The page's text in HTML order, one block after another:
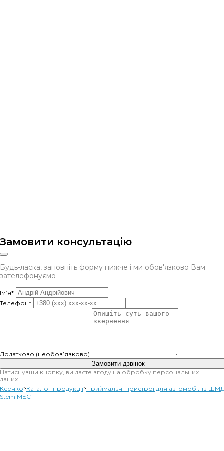
Замовити консультацію
Будь-ласка, заповніть форму нижче і ми обов'язково Вам
зателефонуємо
Ім’я*
Телефон*
Додатково (необов’язково)
Замовити дзвінок
Натиснувши кнопку, ви даєте згоду на обробку персональних
даних
Ксенко Каталог продукції Приймальні пристрої для автомобілів
Stem MEC